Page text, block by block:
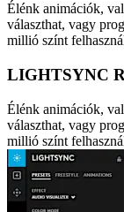
Élénk animációk,
választhat, vagy
millió színt
LIGHTSYNC
Élénk animációk,
választhat, vagy
millió színt